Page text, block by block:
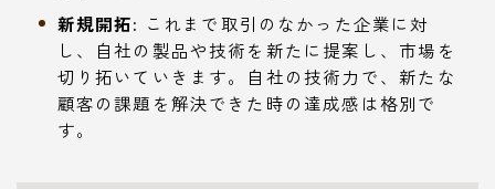
新規開拓: これまで取引のなかった企業に対
し、自社の製品や技術を新たに提案し、市場を
切り拓いていきます。自社の技術力で、新たな
顧客の課題を解決できた時の達成感は格別で
す。